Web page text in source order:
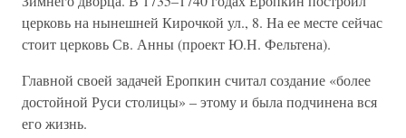
церковь на нынешней Кирочкой ул., 8. На ее месте сейчас
стоит церковь Св. Анны (проект Ю.Н. Фельтена).
Главной своей задачей Еропкин считал создание «более
достойной Руси столицы» – этому и была подчинена вся
его жизнь.